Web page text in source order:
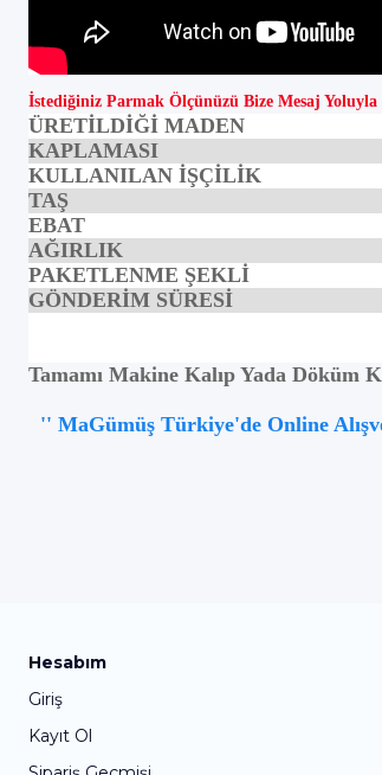
İstediğiniz Parmak Ölçünüzü Bize Mesaj
ÜRETİLDİĞİ MADEN
KAPLAMASI
KULLANILAN İŞÇİLİK
TAŞ
EBAT
AĞIRLIK
PAKETLENME ŞEKLİ
GÖNDERİM SÜRESİ
Tamamı Makine Kalıp Yada Döküm
'' MaGümüş Türkiye'de Online
Hesabım
Giriş
Kayıt Ol